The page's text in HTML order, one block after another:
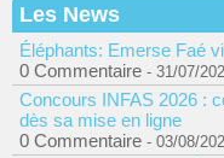
Les News
Éléphants: Emerse Faé
0 Commentaire - 31/07/
Concours INFAS 2026 :
dès sa mise en ligne
0 Commentaire - 03/08/